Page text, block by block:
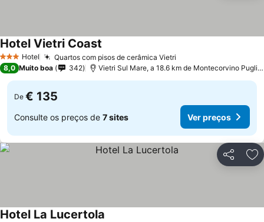
3 EstrelasHotel Quartos com pisos de cerâmica Vietri
Hotel Vietri Coast
8,0 Muito boa 342 Vietri Sul Mare, a 18.6 km de Montecorvino
De € 135
Consulte os preços de 7 sites Ver preços
Partilhar
Hotel La Lucertola